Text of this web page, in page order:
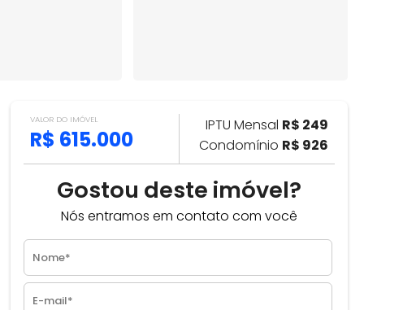
VALOR DO IMÓVEL
R$ 615.000
IPTU Mensal R$ 249
Condomínio R$ 926
Gostou deste imóvel?
Nós entramos em contato com você